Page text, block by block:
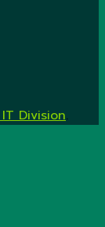
Division.